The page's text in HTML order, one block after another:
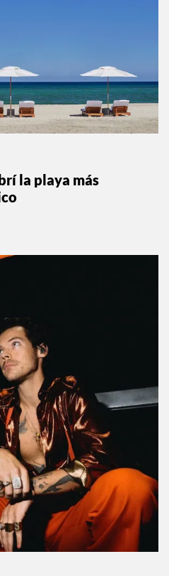
la playa más